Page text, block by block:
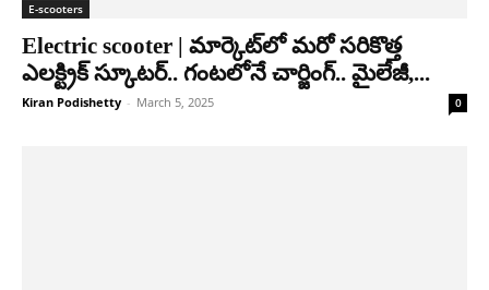
E-scooters
Electric scooter | మార్కెట్‌లో మ‌రో స‌రికొత్త
ఎల‌క్ట్రిక్ స్కూట‌ర్.. గంట‌లోనే చార్జింగ్‌.. మైలేజీ,...
Kiran Podishetty - March 5, 2025 0